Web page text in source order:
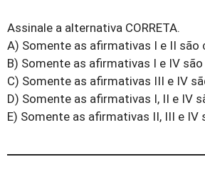
Assinale a alternativa CORRETA.
A) Somente as afirmativas I e II são
B) Somente as afirmativas I e IV
C) Somente as afirmativas III e IV
D) Somente as afirmativas I, II e IV
E) Somente as afirmativas II, III e IV